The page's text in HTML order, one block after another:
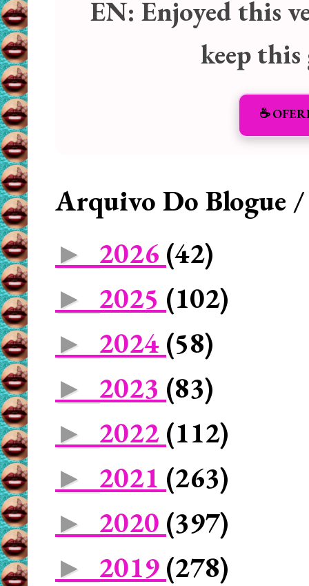
EN: Enjoyed this
keep
☕️
Arquivo Do Blogue
► 2026 (42)
► 2025 (102)
► 2024 (58)
► 2023 (83)
► 2022 (112)
► 2021 (263)
► 2020 (397)
► 2019 (278)